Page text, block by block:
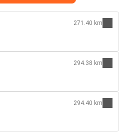
271.40 km
294.38 km
294.40 km